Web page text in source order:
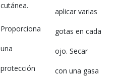
cutánea.
Proporciona
una
protección
aplicar varias
gotas en cada
ojo. Secar
con una gasa